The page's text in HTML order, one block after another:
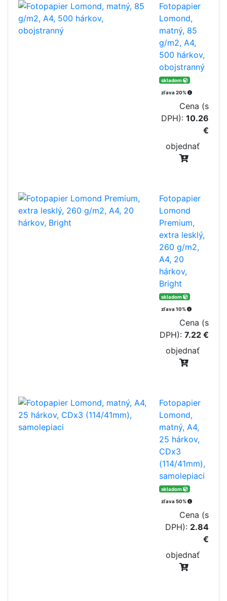
Fotopapier
Lomond,
matný, 85
g/m2, A4,
500 hárkov,
obojstranný
skladom
zľava 20%
Cena (s
DPH): 10.26
€
objednať
Fotopapier
Lomond
Premium,
extra lesklý,
260 g/m2,
A4, 20
hárkov,
Bright
skladom
zľava 10%
Cena (s
DPH): 7.22 €
objednať
Fotopapier
Lomond,
matný, A4,
25 hárkov,
CDx3
(114/41mm),
samolepiaci
skladom
zľava 50%
Cena (s
DPH): 2.84
€
objednať